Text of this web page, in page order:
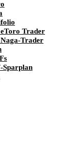
eToro Trader
Trader
Sparplan